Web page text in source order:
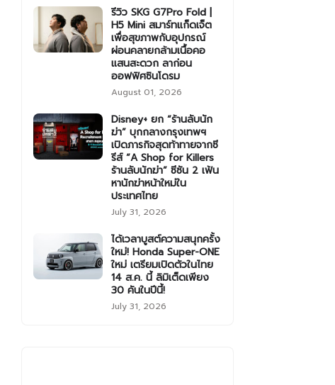
รีวิว SKG G7Pro Fold |
H5 Mini สมาร์ทแก็ดเจ็ต
เพื่อสุขภาพกับอุปกรณ์
ผ่อนคลายกล้ามเนื้อคอ
แสนสะดวก ลาก่อน
ออฟฟิศซินโดรม
August 01, 2026
Disney+ ยก “ร้านลับนัก
ฆ่า” บุกกลางกรุงเทพฯ
เปิดภารกิจสุดท้าทายจากซี
รีส์ “A Shop for Killers
ร้านลับนักฆ่า” ซีซัน 2 เฟ้น
หานักฆ่าหน้าใหม่ใน
ประเทศไทย
July 31, 2026
ได้เวลาบูสต์ความสนุกครั้ง
ใหม่! Honda Super-ONE
ใหม่ เตรียมเปิดตัวในไทย
14 ส.ค. นี้ ลิมิเต็ดเพียง
30 คันในปีนี้!
July 31, 2026